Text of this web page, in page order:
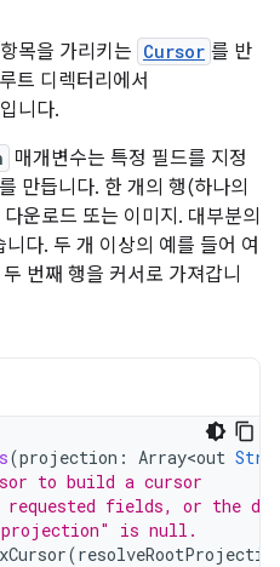
목을 가리키는 Cursor 를 반
트 디렉터리에서
입니다.
매개변수는 특정 필드를 지정
만듭니다. 한 개의 행(하나의
운로드 또는 이미지. 대부분의
다. 두 개 이상의 예를 들어 여
번째 행을 커서로 가져갑니
(projection : Array<out
to build a cursor
fields, or the
is null.
(